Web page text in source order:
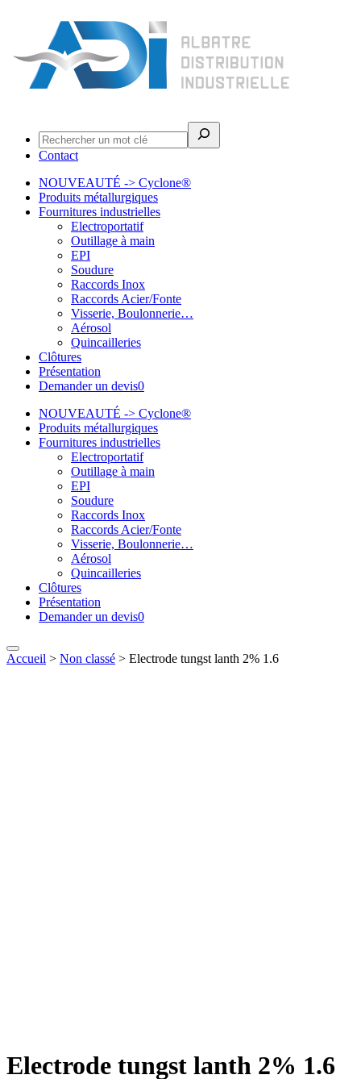
Contact
NOUVEAUTÉ -> Cyclone®
Produits métallurgiques
Fournitures industrielles
Electroportatif
Outillage à main
EPI
Soudure
Raccords Inox
Raccords Acier/Fonte
Visserie, Boulonnerie…
Aérosol
Quincailleries
Clôtures
Présentation
Demander un devis0
NOUVEAUTÉ -> Cyclone®
Produits métallurgiques
Fournitures industrielles
Electroportatif
Outillage à main
EPI
Soudure
Raccords Inox
Raccords Acier/Fonte
Visserie, Boulonnerie…
Aérosol
Quincailleries
Clôtures
Présentation
Demander un devis0
Accueil > Non classé > Electrode tungst lanth 2% 1.6
Electrode tungst lanth 2% 1.6